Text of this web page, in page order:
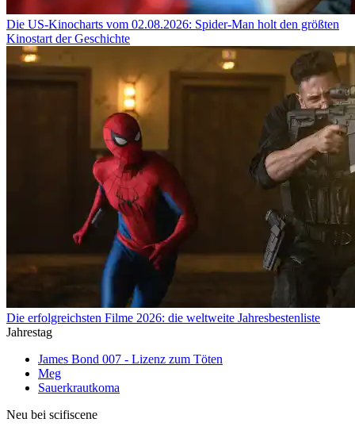
Die US-Kinocharts vom 02.08.2026: Spider-Man holt den größten
Kinostart der Geschichte
Die erfolgreichsten Filme 2026: die weltweite Jahresbestenliste
Jahrestag
James Bond 007 - Lizenz zum Töten
Meg
Sauerkrautkoma
Neu bei scifiscene